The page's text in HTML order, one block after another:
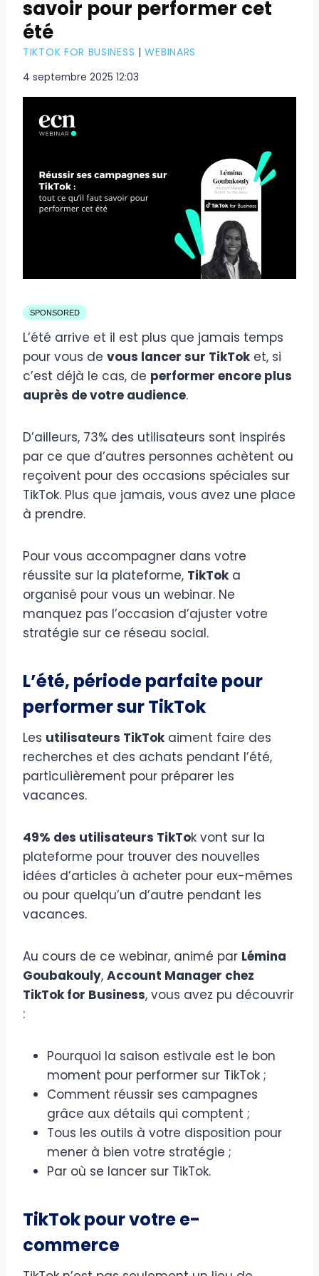
savoir pour performer cet
été
TIKTOK FOR BUSINESS |WEBINARS
4 septembre 2025 12:03
SPONSORED
L’été arrive et il est plus que jamais temps
pour vous de vous lancer sur TikToket, si
c’est déjà le cas, de performer encore plus
auprès de votre audience.
D’ailleurs, 73% des utilisateurs sont inspirés
par ce que d’autres personnes achètent ou
reçoivent pour des occasions spéciales sur
TikTok. Plus que jamais, vous avez une place
à prendre.
Pour vous accompagner dans votre
réussite sur la plateforme, TikToka
organisé pour vous un webinar. Ne
manquez pas l’occasion d’ajuster votre
stratégie sur ce réseau social.
L’été, période parfaite pour
performer sur TikTok
Les utilisateurs TikTokaiment faire des
recherches et des achats pendant l’été,
particulièrement pour préparer les
vacances.
49% des utilisateurs TikTok vont sur la
plateforme pour trouver des nouvelles
idées d’articles à acheter pour eux-mêmes
ou pour quelqu’un d’autre pendant les
vacances.
Au cours de ce webinar, animé par Lémina
Goubakouly, Account Manager chez
TikTok for Business, vous avez pu découvrir
:
Pourquoi la saison estivale est le bon
moment pour performer sur TikTok ;
Comment réussir ses campagnes
grâce aux détails qui comptent ;
Tous les outils à votre disposition pour
mener à bien votre stratégie ;
Par où se lancer sur TikTok.
TikTok pour votre e-
commerce